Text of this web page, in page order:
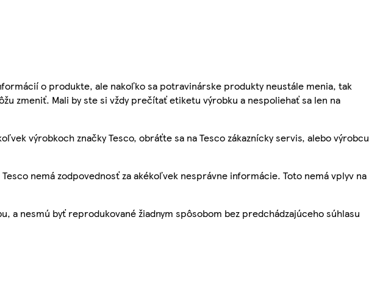
o produkte, ale nakoľko sa potravinárske produkty neustále menia, tak
zmeniť. Mali by ste si vždy prečítať etiketu výrobku a nespoliehať sa len na
výrobkoch značky Tesco, obráťte sa na Tesco zákaznícky servis, alebo výrobcu
nemá zodpovednosť za akékoľvek nesprávne informácie. Toto nemá vplyv na
a nesmú byť reprodukované žiadnym spôsobom bez predchádzajúceho súhlasu